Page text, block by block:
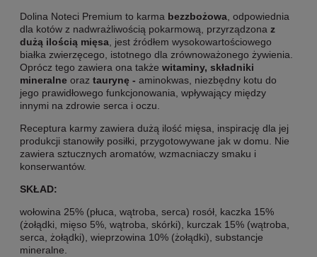
Dolina Noteci Premium to karma bezzbożowa, odpowiednia
dla kotów z nadwrażliwością pokarmową, przyrządzona z
dużą ilością mięsa, jest źródłem wysokowartościowego
białka zwierzęcego, istotnego dla zrównoważonego żywienia.
Oprócz tego zawiera ona także witaminy, składniki
mineralne oraz taurynę - aminokwas, niezbędny kotu do
jego prawidłowego funkcjonowania, wpływający między
innymi na zdrowie serca i oczu.
Receptura karmy zawiera dużą ilość mięsa, inspirację dla jej
produkcji stanowiły posiłki, przygotowywane jak w domu. Nie
zawiera sztucznych aromatów, wzmacniaczy smaku i
konserwantów.
SKŁAD:
wołowina 25% (płuca, wątroba, serca) rosół, kaczka 15%
(żołądki, mięso 5%, wątroba, skórki), kurczak 15% (wątroba,
serca, żołądki), wieprzowina 10% (żołądki), substancje
mineralne.